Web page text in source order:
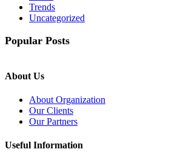
Trends
Uncategorized
Popular Posts
About Us
About Organization
Our Clients
Our Partners
Useful Information